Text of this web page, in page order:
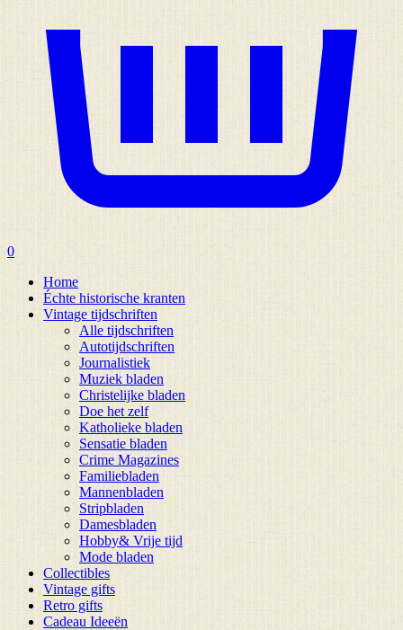
0
Home
Échte historische kranten
Vintage tijdschriften
Alle tijdschriften
Autotijdschriften
Journalistiek
Muziek bladen
Christelijke bladen
Doe het zelf
Katholieke bladen
Sensatie bladen
Crime Magazines
Familiebladen
Mannenbladen
Stripbladen
Damesbladen
Hobby& Vrije tijd
Mode bladen
Collectibles
Vintage gifts
Retro gifts
Cadeau Ideeën